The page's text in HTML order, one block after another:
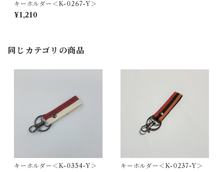
キーホルダー＜K-0267-Y＞
¥1,210
同じカテゴリの商品
キーホルダー＜K-0354-Y＞ キーホルダー＜K-0237-Y＞